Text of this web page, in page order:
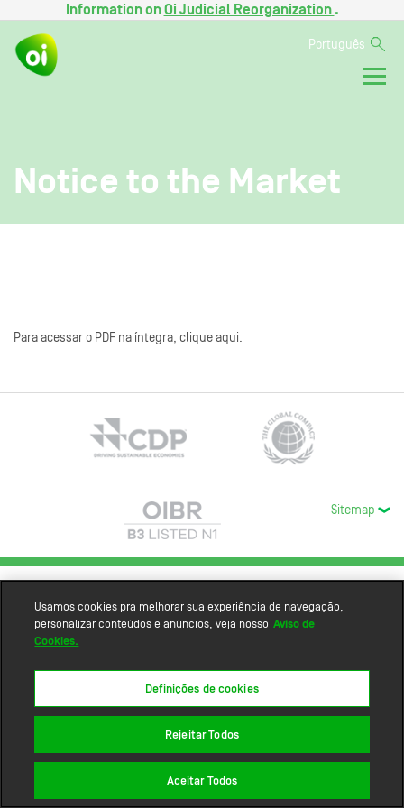
Information onOi Judicial Reorganization .
Português
Notice to the Market
Para acessar o PDF na íntegra, clique aqui.
Sitemap
Usamos cookies pra melhorar sua experiência de navegação,
personalizar conteúdos e anúncios, veja nosso Aviso de
Cookies.
Definições de cookies
Rejeitar Todos
Aceitar Todos